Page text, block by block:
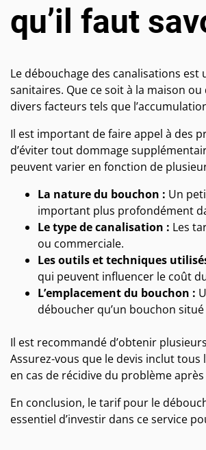
qu’il faut
Le débouchage des canalisations
sanitaires. Que ce soit à la maison
divers facteurs tels que
Il est important de faire appel à des
d’éviter tout dommage
peuvent varier en fonction de
La nature du bouchon : Un
important plus profondément
Le type de canalisation : Les
ou commerciale.
Les outils et techniques
qui peuvent influencer le coût
L’emplacement du bouchon :
déboucher qu’un bouchon
Il est recommandé d’obtenir
Assurez-vous que le devis inclut
en cas de récidive du problème
En conclusion, le tarif pour le
essentiel d’investir dans ce service